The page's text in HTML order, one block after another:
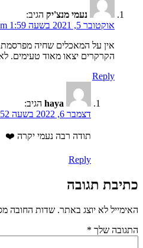
נעמי מנצ'יק הגיב:
אוקטובר 5, 2021 בשעה 1:59 pm
אין על המאכלים שחיה
הקרקרים יצאו מאוד טעימים.
Reply
haya הגיב:
דצמבר 6, 2022 בשעה 7:52 pm
תודה רבה נעמי יקרה ❤️
Reply
כתיבת תגובה
האימייל לא יוצג באתר. שדות החובה
התגובה שלך *